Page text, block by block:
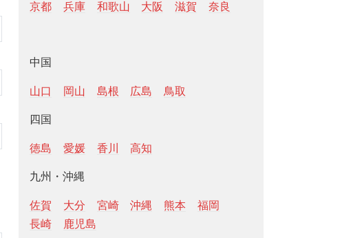
京都 兵庫 和歌山 大阪 滋賀 奈良
中国
山口 岡山 島根 広島 鳥取
四国
徳島 愛媛 香川 高知
九州・沖縄
佐賀 大分 宮崎 沖縄 熊本
福岡
長崎
鹿児島